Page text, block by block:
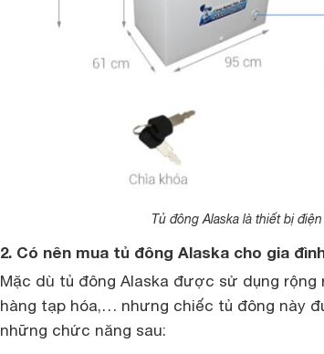
Tủ đông Alaska là thiết bị
2. Có nên mua tủ đông Alaska cho gia
Mặc dù tủ đông Alaska được sử dụng
hàng tạp hóa,… nhưng chiếc tủ đông này
những chức năng sau: